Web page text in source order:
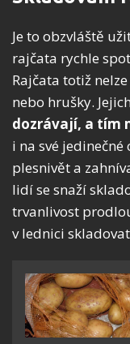
Je to obzvláště
rajčata rychle
Rajčata totiž
nebo hrušky.
dozrávají, a tím
i na své
plesnivět a
lidí se snaží
trvanlivost
v lednici